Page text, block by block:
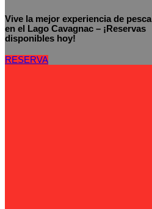
Vive la mejor experiencia de pesca
en el Lago Cavagnac – ¡Reservas
disponibles hoy!
RESERVA